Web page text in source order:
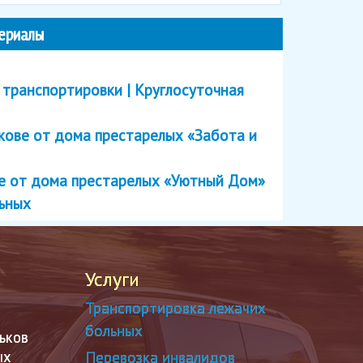
| Круглосуточная
от дома престарелых «Забота и
от дома престарелых «Уютный Дом»
Услуги
Транспортировка лежачих
больных
Перевозка инвалидов